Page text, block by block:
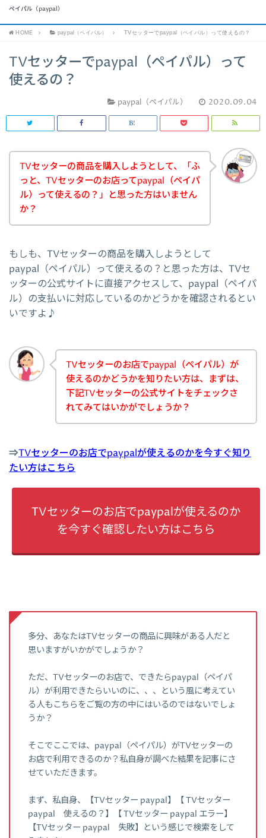
ペイパル（paypal）
HOME paypal（ペイパル） TVセッターでpaypal（ペイパル）って使えるの？
TVセッターでpaypal（ペイパル）って
使えるの？
paypal（ペイパル） 2020.09.04
TVセッターの商品を購入しようとして、「ふ
っと、TVセッターのお店ってpaypal（ペイパ
ル）って使えるの？」と思った方はいません
か？
もしも、TVセッターの商品を購入しようとして
paypal（ペイパル）って使えるの？と思った方は、TVセ
ッターの公式サイトに直接アクセスして、paypal（ペイパ
ル）の支払いに対応しているのかどうかを確認されるとい
いですよ♪
TVセッターのお店でpaypal（ペイパル）が
使えるのかどうかを知りたい方は、まずは、
下記TVセッターの公式サイトをチェックさ
れてみてはいかがでしょうか？
⇒TVセッターのお店でpaypalが使えるのかを今すぐ知り
たい方はこちら
TVセッターのお店でpaypalが使えるのか
を今すぐ確認したい方はこちら
多分、あなたはTVセッターの商品に興味がある人だと
思いますがいかがでしょうか？
ただ、TVセッターのお店で、できたらpaypal（ペイパ
ル）が利用できたらいいのに、、、という風に考えてい
る人もこちらをご覧の方の中にはいるのではないでしょ
うか？
そこでここでは、paypal（ペイパル）がTVセッターの
お店で利用できるのか？私自身が調べた結果を記事にさ
せていただきます。
まず、私自身、【TVセッター paypal】【 TVセッター
paypal 使えるの？】【 TVセッター paypal エラー】
【TVセッター paypal 失敗】という感じで検索をして